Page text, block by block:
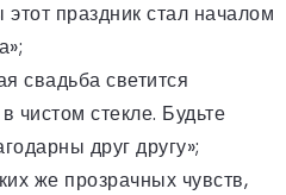
праздник стал началом
свадьба светится
чистом стекле. Будьте
друг другу»;
же прозрачных чувств,